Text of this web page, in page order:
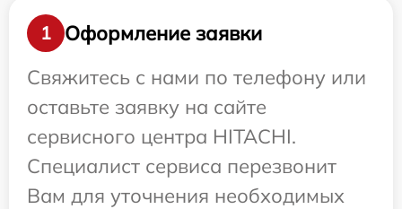
1
Оформление заявки
Свяжитесь с нами по телефону или
оставьте заявку на сайте
сервисного центра HITACHI.
Специалист сервиса перезвонит
Вам для уточнения необходимых